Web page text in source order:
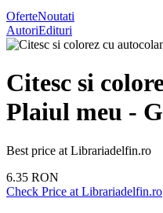
OferteNoutati
AutoriEdituri
Citesc si
Plaiul meu -
Best price at Librariadelfin.ro
6.35 RON
Check Price at Librariadelfin.ro